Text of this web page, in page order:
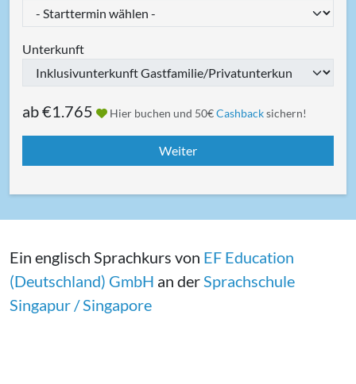
Unterkunft
ab€1.765 Hier buchen und 50€Cashbacksichern!
Ein englisch Sprachkurs von EF Education
(Deutschland) GmbH an der Sprachschule
Singapur / Singapore